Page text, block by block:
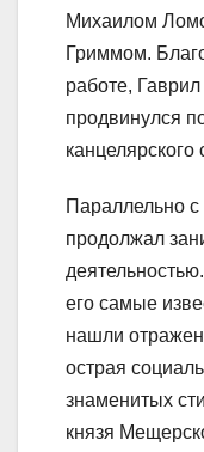
Михаилом
Гриммом.
работе,
продвинулся
канцелярского
Параллельно
продолжал
его самые
нашли
острая
знаменитых
князя